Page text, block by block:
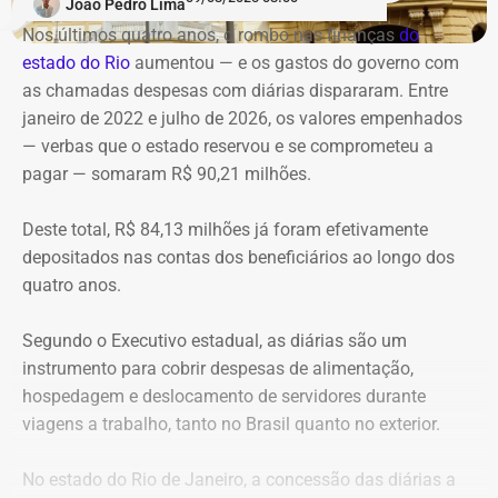
O prefeito Eduardo Cavaliere relacionou a cobrança à
Anac, neste sábado (08), justamente à ocorrência de mais
de um acidente aéreo no Rio, em um curto intervalo de
tempo.
“Eu quero que a Anac tome essas medidas, inclusive com
uma semana ou por duas semanas, ou pelo tempo que
seja necessário para a Anac fazer uma fiscalização mais
intensa nos helipontos, nas aeronaves, na manutenção
dos visitantes que visitam a cidade, dos turistas que
visitam a cidade e da população que circula aqui pela
cidade”, afirmou o prefeito.
acompanhar o trabalho das equipes de resgate. Segundo
João Pedro Lima
Nos últimos quatro anos, o rombo nas finanças do
estado do Rio aumentou — e os gastos do governo com
as chamadas despesas com diárias dispararam. Entre
janeiro de 2022 e julho de 2026, os valores empenhados
— verbas que o estado reservou e se comprometeu a
pagar — somaram R$ 90,21 milhões.
Deste total, R$ 84,13 milhões já foram efetivamente
depositados nas contas dos beneficiários ao longo dos
quatro anos.
Segundo o Executivo estadual, as diárias são um
instrumento para cobrir despesas de alimentação,
hospedagem e deslocamento de servidores durante
viagens a trabalho, tanto no Brasil quanto no exterior.
No estado do Rio de Janeiro, a concessão das diárias a